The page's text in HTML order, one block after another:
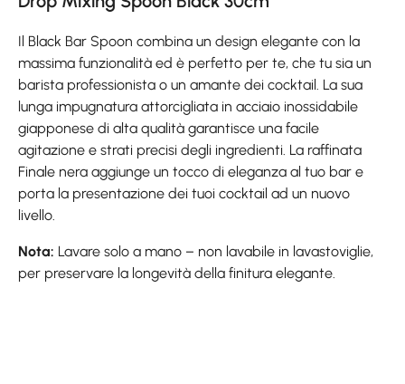
Il Black Bar Spoon combina un design elegante con la
massima funzionalità ed è perfetto per te, che tu sia un
barista professionista o un amante dei cocktail. La sua
lunga impugnatura attorcigliata in acciaio inossidabile
giapponese di alta qualità garantisce una facile
agitazione e strati precisi degli ingredienti. La raffinata
Finale nera aggiunge un tocco di eleganza al tuo bar e
porta la presentazione dei tuoi cocktail ad un nuovo
livello.
Nota: Lavare solo a mano – non lavabile in lavastoviglie,
per preservare la longevità della finitura elegante.